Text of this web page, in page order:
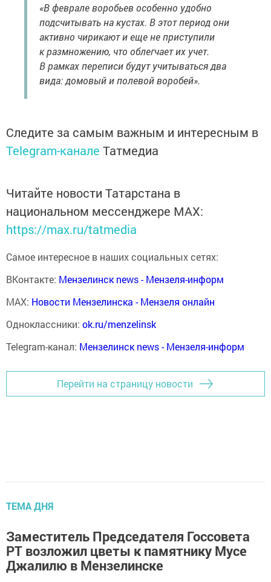
«В феврале воробьев особенно удобно
подсчитывать на кустах. В этот период они
активно чирикают и еще не приступили
к размножению, что облегчает их учет.
В рамках переписи будут учитываться два
вида: домовый и полевой воробей».
Следите за самым важным и интересным в
Telegram-канале Татмедиа
Читайте новости Татарстана в
национальном мессенджере MАХ:
https://max.ru/tatmedia
Самое интересное в наших социальных сетях:
ВКонтакте: Мензелинск news - Мензеля-информ
MAX: Новости Мензелинска - Мензеля онлайн
Одноклассники: ok.ru/menzelinsk
Telegram-канал: Мензелинск news - Мензеля-информ
Перейти на страницу новости
ТЕМА ДНЯ
Заместитель Председателя Госсовета
РТ возложил цветы к памятнику Мусе
Джалилю в Мензелинске